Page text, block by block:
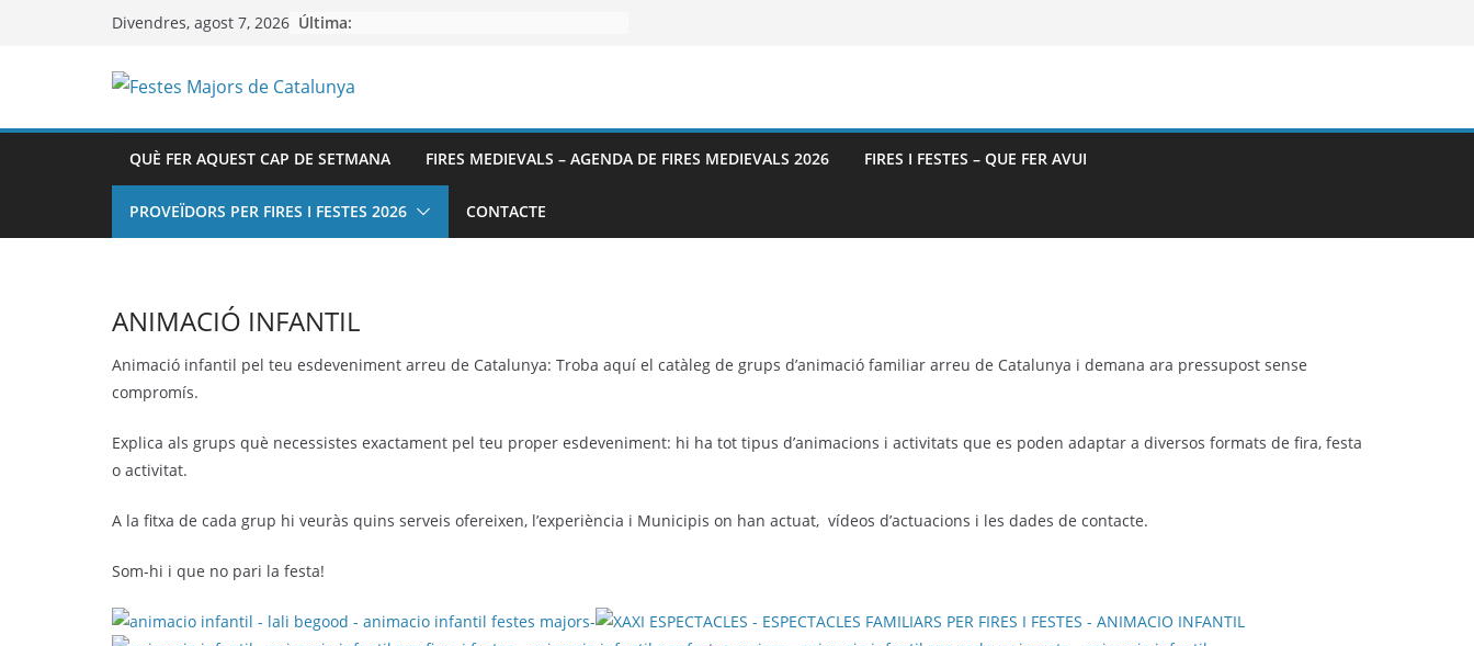
Divendres, agost 7, 2026 Última:
QUÈ FER AQUEST CAP DE SETMANA FIRES MEDIEVALS – AGENDA DE FIRES MEDIEVALS 2026 FIRES I FESTES – QUE FER AVUI
PROVEÏDORS PER FIRES I FESTES 2026 CONTACTE
ANIMACIÓ INFANTIL
Animació infantil pel teu esdeveniment arreu de Catalunya: Troba aquí el catàleg de grups d’animació familiar arreu de Catalunya i demana ara pressupost sense
compromís.
Explica als grups què necessistes exactament pel teu proper esdeveniment: hi ha tot tipus d’animacions i activitats que es poden adaptar a diversos formats de fira, festa
o activitat.
A la fitxa de cada grup hi veuràs quins serveis ofereixen, l’experiència i Municipis on han actuat, vídeos d’actuacions i les dades de contacte.
Som-hi i que no pari la festa!